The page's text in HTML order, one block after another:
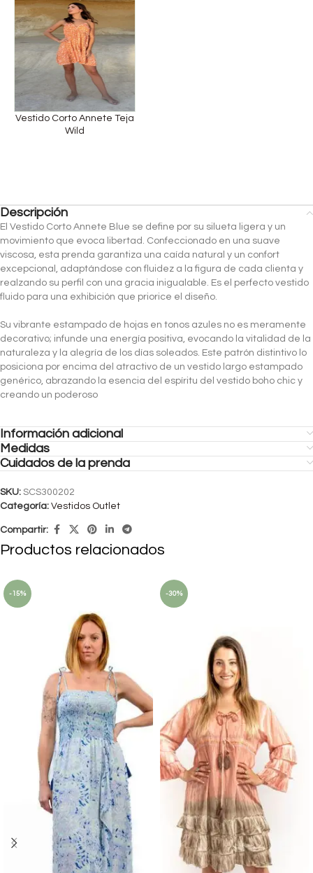
Vestido Corto Annete Teja
Wild
Descripción
El Vestido Corto Annete Blue se define por su silueta ligera y un
movimiento que evoca libertad. Confeccionado en una suave
viscosa, esta prenda garantiza una caída natural y un confort
excepcional, adaptándose con fluidez a la figura de cada clienta y
realzando su perfil con una gracia inigualable. Es el perfecto vestido
fluido para una exhibición que priorice el diseño.
Su vibrante estampado de hojas en tonos azules no es meramente
decorativo; infunde una energía positiva, evocando la vitalidad de la
naturaleza y la alegría de los días soleados. Este patrón distintivo lo
posiciona por encima del atractivo de un vestido largo estampado
genérico, abrazando la esencia del espíritu del vestido boho chic y
creando un poderoso
Información adicional
Medidas
Cuidados de la prenda
SKU: SCS300202
Categoría: Vestidos Outlet
Compartir:
Productos relacionados
-15% -30%